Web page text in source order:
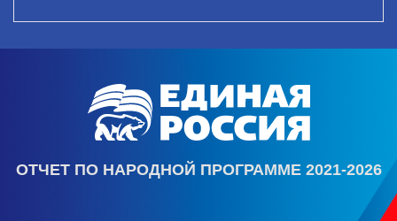
ОТЧЕТ ПО НАРОДНОЙ ПРОГРАММЕ 2021-2026